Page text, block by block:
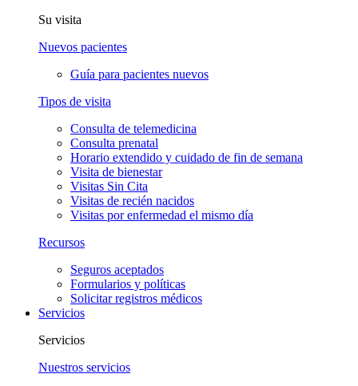
Su visita
Nuevos pacientes
Guía para pacientes nuevos
Tipos de visita
Consulta de telemedicina
Consulta prenatal
Horario extendido y cuidado de fin de semana
Visita de bienestar
Visitas Sin Cita
Visitas de recién nacidos
Visitas por enfermedad el mismo día
Recursos
Seguros aceptados
Formularios y políticas
Solicitar registros médicos
Servicios
Servicios
Nuestros servicios